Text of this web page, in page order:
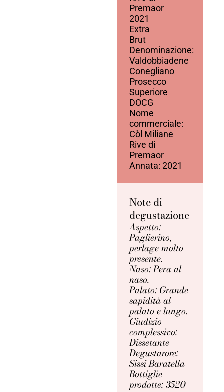
Premaor
2021
Extra
Brut
Denominazione:
Valdobbiadene
Conegliano
Prosecco
Superiore
DOCG
Nome
commerciale:
Còl Miliane
Rive di
Premaor
Annata: 2021
Note di
degustazione
Aspetto:
Paglierino,
perlage molto
presente.
Naso: Pera al
naso.
Palato: Grande
sapidità al
palato e lungo.
Giudizio
complessivo:
Dissetante
Degustarore:
Sissi Baratella
Bottiglie
prodotte: 3520